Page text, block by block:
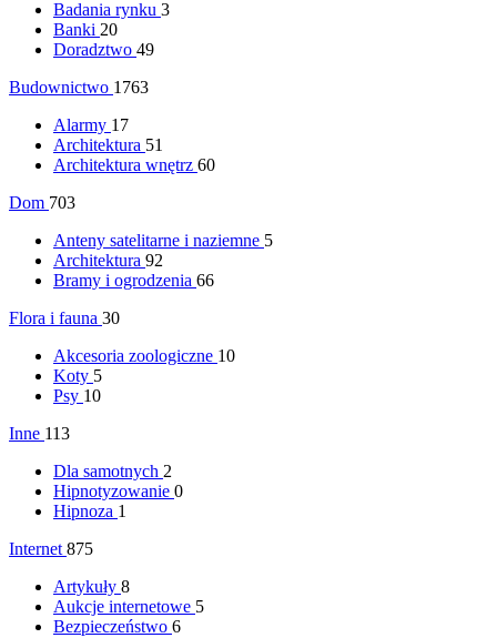
Badania rynku 3
Banki 20
Doradztwo 49
Budownictwo 1763
Alarmy 17
Architektura 51
Architektura wnętrz 60
Dom 703
Anteny satelitarne i naziemne 5
Architektura 92
Bramy i ogrodzenia 66
Flora i fauna 30
Akcesoria zoologiczne 10
Koty 5
Psy 10
Inne 113
Dla samotnych 2
Hipnotyzowanie 0
Hipnoza 1
Internet 875
Artykuły 8
Aukcje internetowe 5
Bezpieczeństwo 6